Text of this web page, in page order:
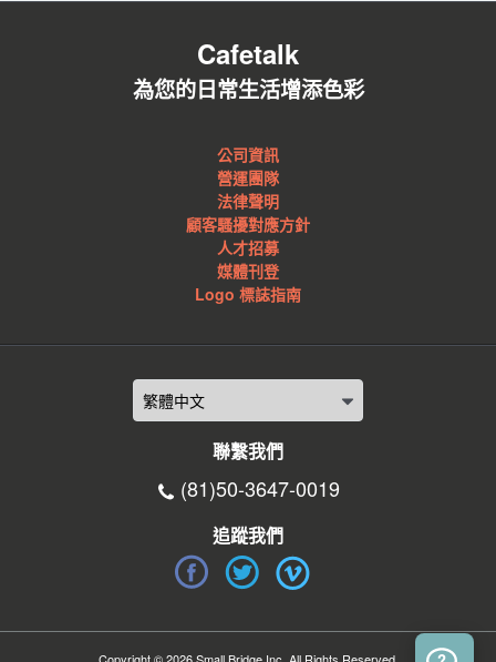
Cafetalk
為您的日常生活增添色彩
公司資訊
營運團隊
法律聲明
顧客騷擾對應方針
人才招募
媒體刊登
Logo 標誌指南
聯繫我們
(81)50-3647-0019
追蹤我們
Copyright © 2026 Small Bridge Inc. All Rights Reserved.